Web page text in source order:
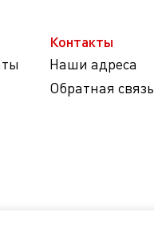
Контакты
Наши адреса
Обратная связь